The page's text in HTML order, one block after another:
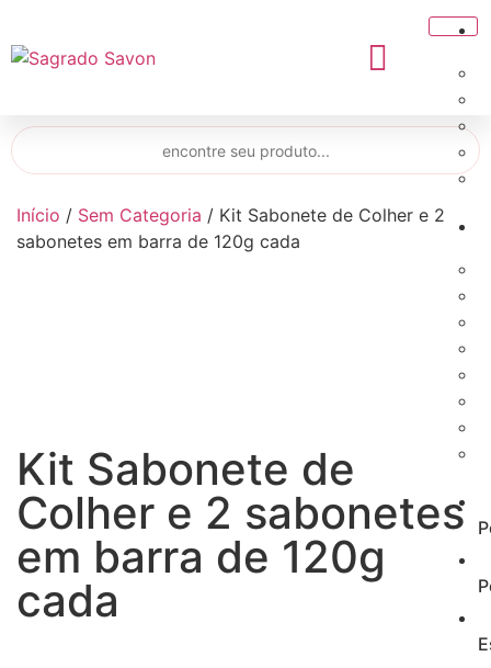
Início / Sem Categoria / Kit Sabonete de Colher e 2
sabonetes em barra de 120g cada
Kit Sabonete de
Colher e 2 sabonetes
em barra de 120g
cada